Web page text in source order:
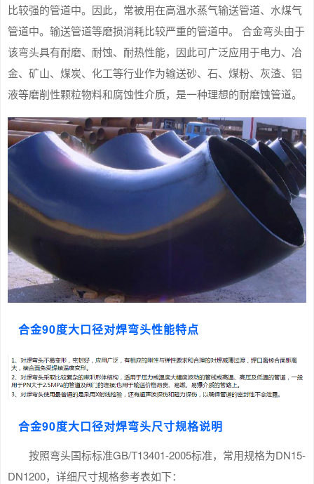
比较强的管道中。因此，常被用在高温水蒸气输送管道、水煤气
管道中。输送管道等磨损消耗比较严重的管道中。 合金弯头由于
该弯头具有耐磨、耐蚀、耐热性能，因此可广泛应用于电力、冶
金、矿山、煤炭、化工等行业作为输送砂、石、煤粉、灰渣、铝
液等磨削性颗粒物料和腐蚀性介质，是一种理想的耐磨蚀管道。
合金90度大口径对焊弯头性能特点
合金90度大口径对焊弯头尺寸规格说明
按照弯头国标标准GB/T13401-2005标准，常用规格为DN15-
DN1200，详细尺寸规格参考表如下：